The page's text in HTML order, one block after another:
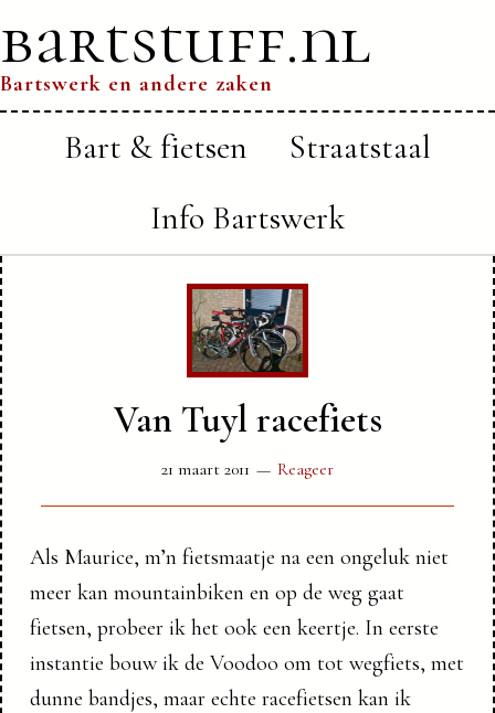
bartstuff.nl
Bartswerk en andere zaken
Bart & fietsen
Straatstaal
Info Bartswerk
Van Tuyl racefiets
21 maart 2011 Reageer
Als Maurice, m’n fietsmaatje na een ongeluk niet
meer kan mountainbiken en op de weg gaat
fietsen, probeer ik het ook een keertje. In eerste
instantie bouw ik de Voodoo om tot wegfiets, met
dunne bandjes, maar echte racefietsen kan ik